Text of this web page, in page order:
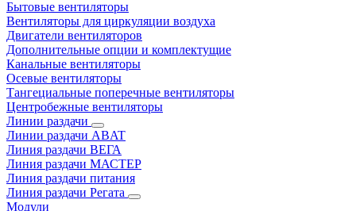
Бытовые вентиляторы
Вентиляторы для циркуляции воздуха
Двигатели вентиляторов
Дополнительные опции и комплектущие
Канальные вентиляторы
Осевые вентиляторы
Тангециальные поперечные вентиляторы
Центробежные вентиляторы
Линии раздачи
Линии раздачи ABAT
Линия раздачи ВЕГА
Линия раздачи МАСТЕР
Линия раздачи питания
Линия раздачи Регата
Модули